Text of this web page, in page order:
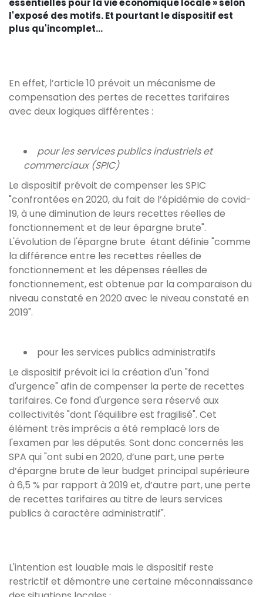
essentielles pour la vie économique locale » selon
l'exposé des motifs. Et pourtant le dispositif est
plus qu'incomplet...
En effet, l’article 10 prévoit un mécanisme de
compensation des pertes de recettes tarifaires
avec deux logiques différentes :
pour les services publics industriels et
commerciaux (SPIC)
Le dispositif prévoit de compenser les SPIC
"confrontées en 2020, du fait de l’épidémie de covid-
19, à une diminution de leurs recettes réelles de
fonctionnement et de leur épargne brute".
L'évolution de l'épargne brute étant définie "comme
la différence entre les recettes réelles de
fonctionnement et les dépenses réelles de
fonctionnement, est obtenue par la comparaison du
niveau constaté en 2020 avec le niveau constaté en
2019".
pour les services publics administratifs
Le dispositif prévoit ici la création d'un "fond
d'urgence" afin de compenser la perte de recettes
tarifaires. Ce fond d'urgence sera réservé aux
collectivités "dont l'équilibre est fragilisé". Cet
élément très imprécis a été remplacé lors de
l'examen par les députés. Sont donc concernés les
SPA qui "ont subi en 2020, d’une part, une perte
d’épargne brute de leur budget principal supérieure
à 6,5 % par rapport à 2019 et, d’autre part, une perte
de recettes tarifaires au titre de leurs services
publics à caractère administratif".
L'intention est louable mais le dispositif reste
restrictif et démontre une certaine méconnaissance